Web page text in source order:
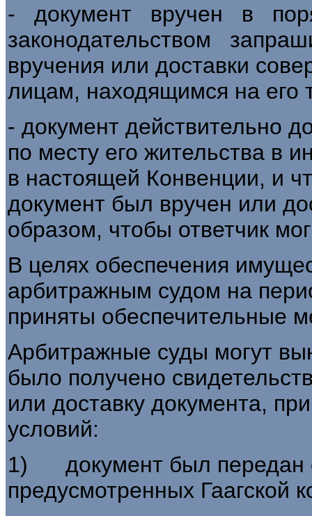
- документ вручен в
законодательством
вручения или доставки
лицам, находящимся на его
- документ действительно
по месту его жительства в
в настоящей Конвенции, и
документ был вручен или
образом, чтобы ответчик
В целях обеспечения
арбитражным судом на
приняты обеспечительные
Арбитражные суды могут
было получено
или доставку документа,
условий:
1) документ был передан
предусмотренных Гаагской